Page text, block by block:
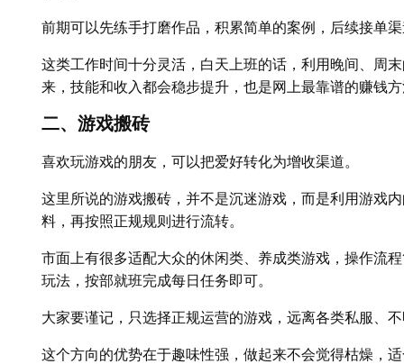
前期可以先练手打磨作品，积累简单的案例，后续接单
这类工作时间十分灵活，白天上班的话，利用晚间、周
来，技能和收入都会稳步提升，也是网上最靠谱的赚钱
二、游戏搬砖
喜欢玩游戏的朋友，可以把爱好转化为增收渠道。
这里所说的游戏搬砖，并不是沉迷游戏，而是利用游戏
料，再按照正规规则进行流转。
市面上有很多适配大众的休闲类、养成类游戏，操作流
玩法，按部就班完成每日任务即可。
大家要谨记，只选择正规运营的游戏，远离各类私服、
这个方向的优势在于趣味性强，做起来不会觉得枯燥，